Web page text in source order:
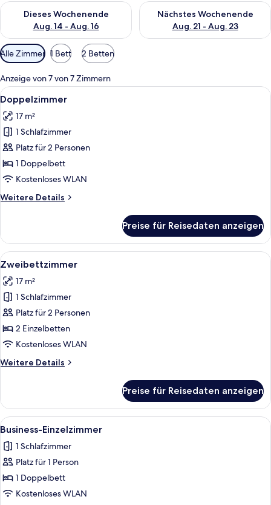
Dieses Wochenende
Aug. 14 - Aug. 16
Überprüfe die Verfügbarkeit für dieses Wochenende, Aug. 14
Nächstes Wochenende
Aug. 21 - Aug. 23
Überprüfe die Verfügbarkeit
Verfügbare
Filter
für
Zimmer
Alle Zimmer 1 Bett 2 Betten
Anzeige von 7 von 7 Zimmern
Alle
Fotos
für
Doppelzimmer
anzeigen
Ein modernes Hotelzimmer mit
9
Doppelzimmer
17 m²
1 Schlafzimmer
Platz für 2 Personen
1 Doppelbett
Kostenloses WLAN
Weitere Details
Weitere
Preise für Reisedaten anzeigen
Alle
Fotos
für
Zweibettzimmer
anzeigen
Ein Hotelzimmer mit zwei Betten,
9
Zweibettzimmer
17 m²
1 Schlafzimmer
Platz für 2 Personen
2 Einzelbetten
Kostenloses WLAN
Weitere Details
Weitere
Preise für Reisedaten anzeigen
Alle
Fotos
für
Business-
Einzelzimmer
anzeigen
Business-Einzelzimmer |
1
Business-Einzelzimmer
1 Schlafzimmer
Platz für 1 Person
1 Doppelbett
Kostenloses WLAN